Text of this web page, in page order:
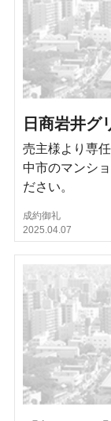
日商岩井グ
売主様より専
中市のマンシ
ださい。
成約御礼
2025.04.07